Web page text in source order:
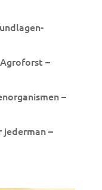
–
–
jederman –